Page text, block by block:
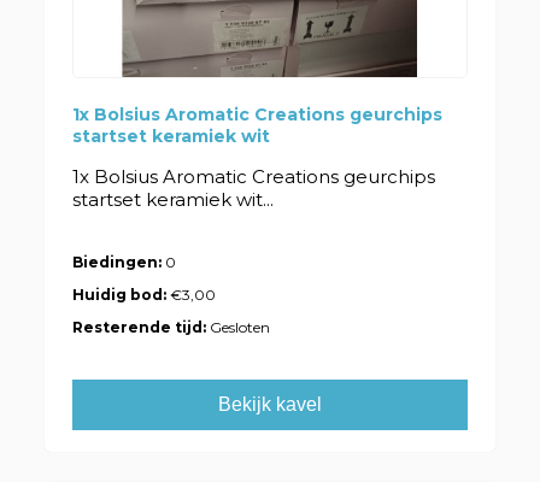
1x Bolsius Aromatic Creations geurchips
startset keramiek wit
1x Bolsius Aromatic Creations geurchips
startset keramiek wit...
Biedingen: 0
Huidig bod:€3,00
Resterende tijd: Gesloten
Bekijk kavel